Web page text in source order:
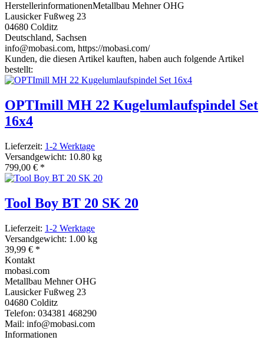
HerstellerinformationenMetallbau Mehner OHG
Lausicker Fußweg 23
04680 Colditz
Deutschland, Sachsen
info@mobasi.com, https://mobasi.com/
Kunden, die diesen Artikel kauften, haben auch folgende Artikel
bestellt:
OPTImill MH 22 Kugelumlaufspindel Set
16x4
Lieferzeit: 1-2 Werktage
Versandgewicht: 10.80 kg
799,00 € *
Tool Boy BT 20 SK 20
Lieferzeit: 1-2 Werktage
Versandgewicht: 1.00 kg
39,99 € *
Kontakt
mobasi.com
Metallbau Mehner OHG
Lausicker Fußweg 23
04680 Colditz
Telefon: 034381 468290
Mail: info@mobasi.com
Informationen